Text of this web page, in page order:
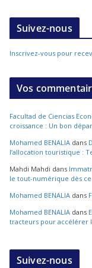
Suivez-nous
Inscrivez-vous pour
Vos
Facultad de Ciencias
croissance : Un bon
Mohamed BENALIA dans
l’allocation touristique :
Mahdi Mahdi dans
le tout-numérique dès
Mohamed BENALIA dans
Mohamed BENALIA dans
tracteurs pour accélérer
Suivez-nous